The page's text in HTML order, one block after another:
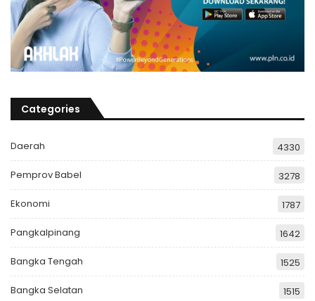
Categories
Daerah 4330
Pemprov Babel 3278
Ekonomi 1787
Pangkalpinang 1642
Bangka Tengah 1525
Bangka Selatan 1515